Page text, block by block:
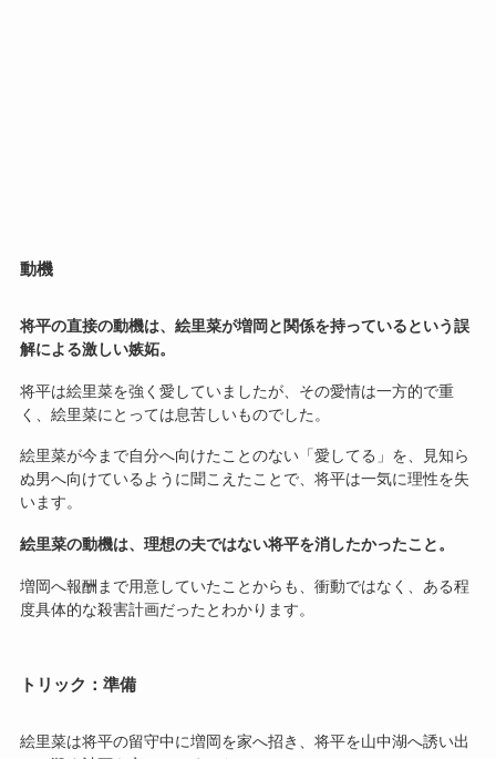
動機
将平の直接の動機は、絵里菜が増岡と関係を持っているという誤
解による激しい嫉妬。
将平は絵里菜を強く愛していましたが、その愛情は一方的で重
く、絵里菜にとっては息苦しいものでした。
絵里菜が今まで自分へ向けたことのない「愛してる」を、見知ら
ぬ男へ向けているように聞こえたことで、将平は一気に理性を失
います。
絵里菜の動機は、理想の夫ではない将平を消したかったこと。
増岡へ報酬まで用意していたことからも、衝動ではなく、ある程
度具体的な殺害計画だったとわかります。
トリック：準備
絵里菜は将平の留守中に増岡を家へ招き、将平を山中湖へ誘い出